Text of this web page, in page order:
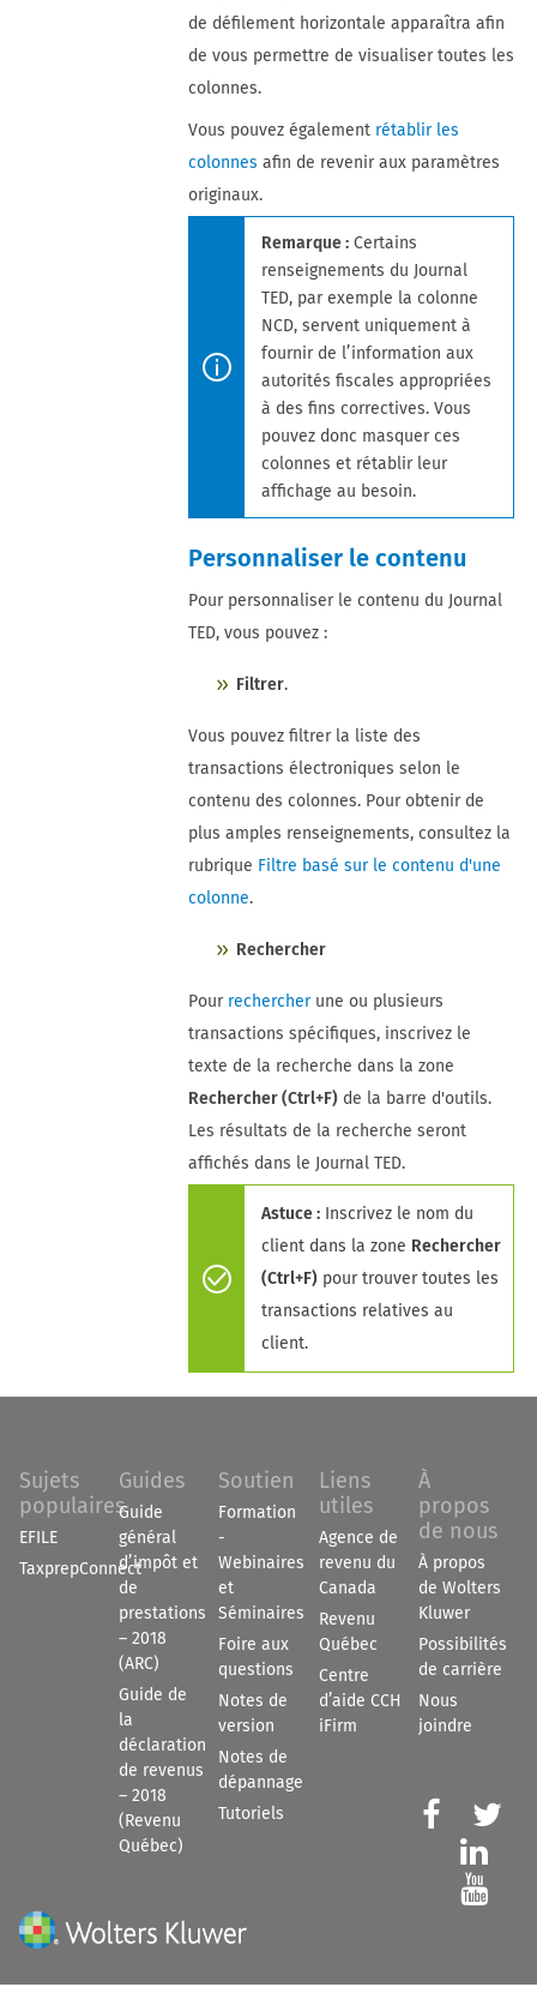
de défilement horizontale apparaîtra afin
de vous permettre de visualiser toutes les
colonnes.
Vous pouvez également rétablir les
colonnes afin de revenir aux paramètres
originaux.
Remarque : Certains
renseignements du Journal
TED, par exemple la colonne
NCD, servent uniquement à
fournir de l’information aux
autorités fiscales appropriées
à des fins correctives. Vous
pouvez donc masquer ces
colonnes et rétablir leur
affichage au besoin.
Personnaliser le contenu
Pour personnaliser le contenu du Journal
TED, vous pouvez :
Filtrer.
Vous pouvez filtrer la liste des
transactions électroniques selon le
contenu des colonnes. Pour obtenir de
plus amples renseignements, consultez la
rubrique Filtre basé sur le contenu d'une
colonne.
Rechercher
Pour rechercherune ou plusieurs
transactions spécifiques, inscrivez le
texte de la recherche dans la zone
Rechercher (Ctrl+F) de la barre d'outils.
Les résultats de la recherche seront
affichés dans le Journal TED.
Astuce : Inscrivez le nom du
client dans la zone Rechercher
(Ctrl+F) pour trouver toutes les
transactions relatives au
client.
Sujets
populaires
EFILE
TaxprepConnect
Guides
Guide
général
d’impôt et
de
prestations
– 2018
(ARC)
Guide de
la
déclaration
de revenus
– 2018
(Revenu
Québec)
Soutien
Formation
-
Webinaires
et
Séminaires
Foire aux
questions
Notes de
version
Notes de
dépannage
Tutoriels
Liens
utiles
Agence de
revenu du
Canada
Revenu
Québec
Centre
d’aide CCH
iFirm
À
propos
de nous
À propos
de Wolters
Kluwer
Possibilités
de carrière
Nous
joindre



